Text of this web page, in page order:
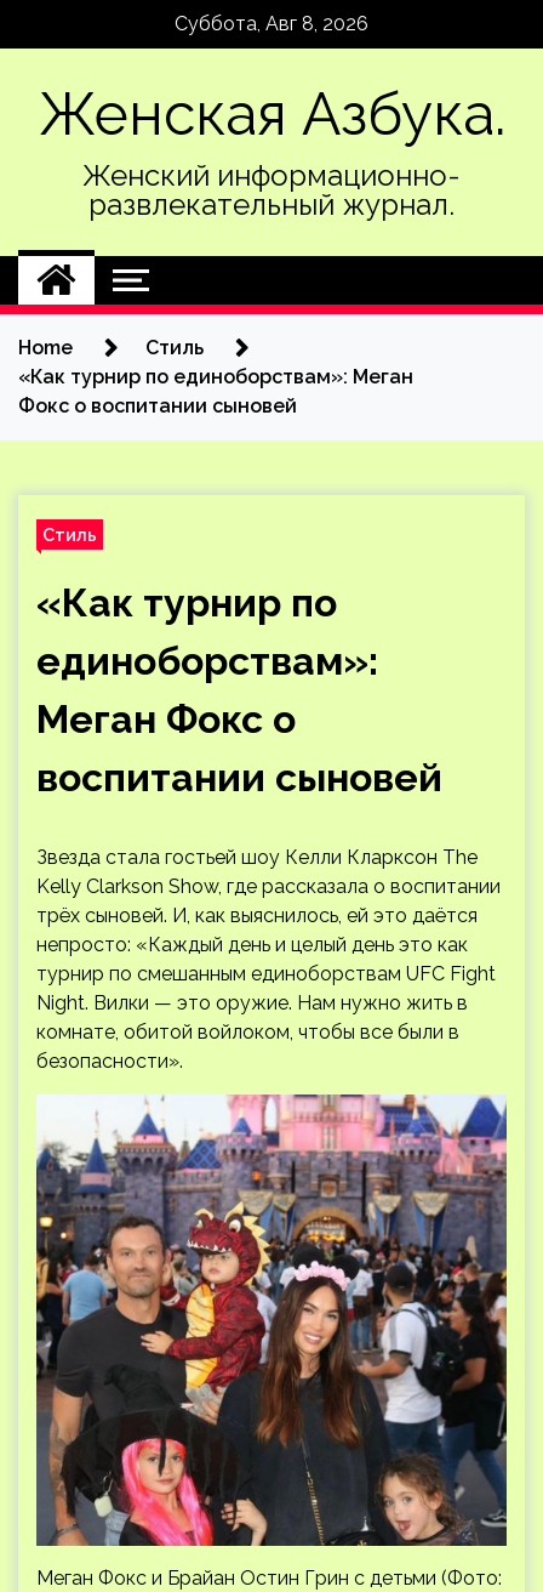
Суббота, Авг 8, 2026
Женская Азбука.
Женский информационно-
развлекательный журнал.
Home
Стиль
«Как турнир по единоборствам»: Меган
Фокс о воспитании сыновей
Стиль
«Как турнир по
единоборствам»:
Меган Фокс о
воспитании сыновей
Звезда стала гостьей шоу Келли Кларксон The
Kelly Clarkson Show, где рассказала о воспитании
трёх сыновей. И, как выяснилось, ей это даётся
непросто: «Каждый день и целый день это как
турнир по смешанным единоборствам UFC Fight
Night. Вилки — это оружие. Нам нужно жить в
комнате, обитой войлоком, чтобы все были в
безопасности».
Меган Фокс и Брайан Остин Грин с детьми (Фото: